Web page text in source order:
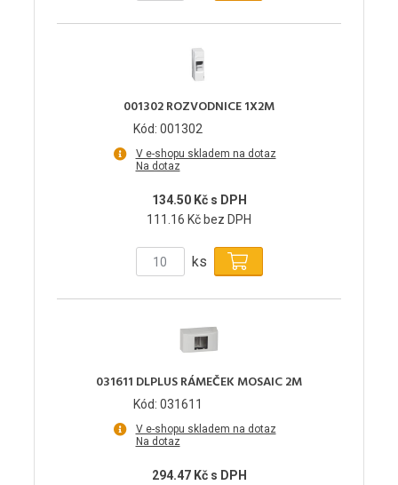
001302 ROZVODNICE 1X2M
Kód: 001302
V e-shopu skladem na dotaz
Na dotaz
134.50 Kč s DPH
111.16 Kč bez DPH
ks
031611 DLPLUS RÁMEČEK MOSAIC 2M
Kód: 031611
V e-shopu skladem na dotaz
Na dotaz
294.47 Kč s DPH